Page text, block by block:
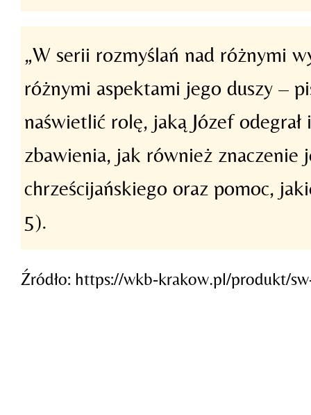
„W serii rozmyślań nad różnymi
różnymi aspektami jego duszy –
naświetlić rolę, jaką Józef
zbawienia, jak również znaczenie
chrześcijańskiego oraz pomoc,
5).
Źródło: https://wkb-krakow.pl/produkt/